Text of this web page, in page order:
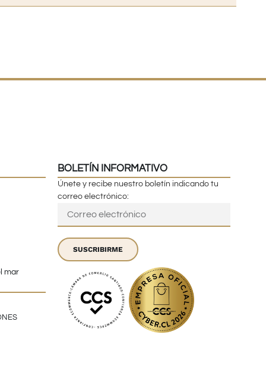
mar
BOLETÍN INFORMATIVO
Únete y recibe nuestro boletín indicando tu
correo electrónico:
SUSCRIBIRME